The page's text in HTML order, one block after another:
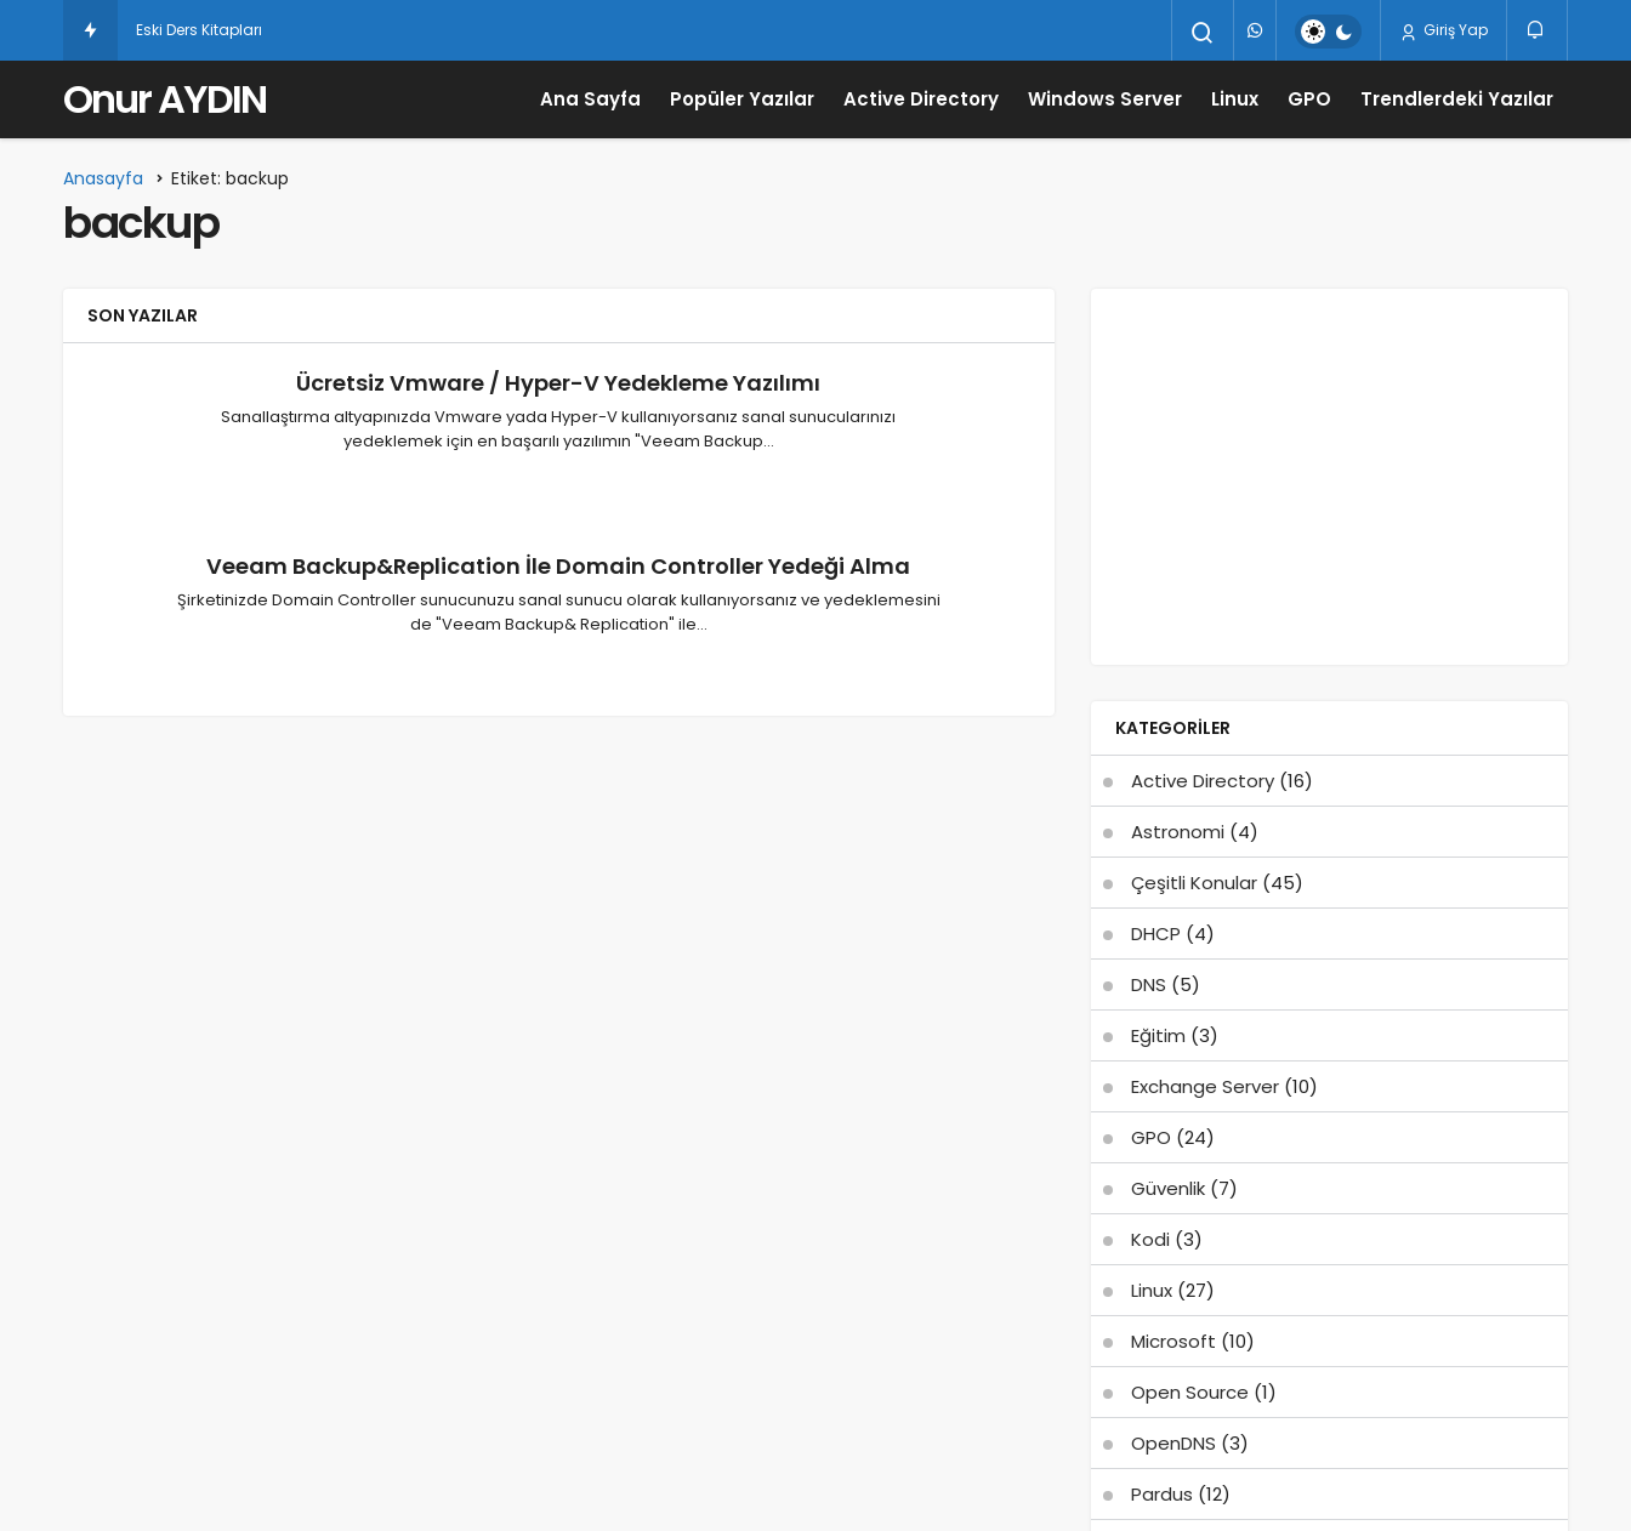
Eski Ders Kitapları Giriş Yap
Onur AYDIN Ana Sayfa Popüler Yazılar Active Directory Windows Server Linux GPO Trendlerdeki Yazılar
Anasayfa Etiket: backup
backup
SON YAZILAR
Ücretsiz Vmware / Hyper-V Yedekleme Yazılımı
Sanallaştırma altyapınızda Vmware yada Hyper-V kullanıyorsanız sanal sunucularınızı
yedeklemek için en başarılı yazılımın "Veeam Backup…
Veeam Backup&Replication İle Domain Controller Yedeği Alma
Şirketinizde Domain Controller sunucunuzu sanal sunucu olarak kullanıyorsanız ve yedeklemesini
de "Veeam Backup& Replication" ile…
KATEGORILER
Active Directory(16)
Astronomi (4)
Çeşitli Konular(45)
DHCP (4)
DNS (5)
Eğitim (3)
Exchange Server(10)
GPO (24)
Güvenlik(7)
Kodi (3)
Linux(27)
Microsoft (10)
Open Source (1)
OpenDNS (3)
Pardus (12)